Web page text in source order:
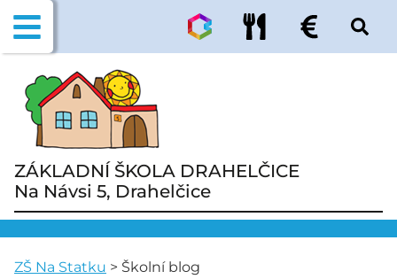
ZÁKLADNÍ ŠKOLA DRAHELČICE
Na Návsi 5, Drahelčice
ZŠ Na Statku > Školní blog